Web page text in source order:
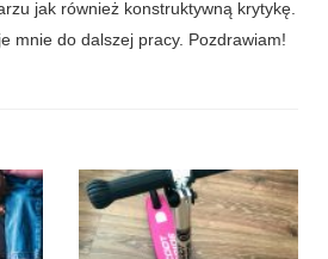
jak również konstruktywną krytykę.
mnie do dalszej pracy. Pozdrawiam!